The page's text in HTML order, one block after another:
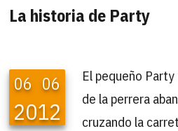
La historia de Party
06 06
2012
El pequeño
de la perrera
cruzando la